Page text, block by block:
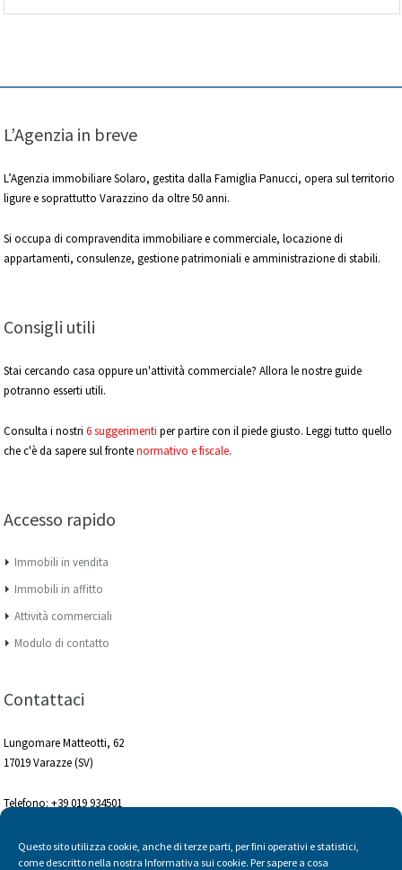
Questo sito utilizza cookie, anche di terze parti, per fini operativi e statistici,
come descritto nella nostra Informativa sui cookie. Per sapere a cosa
L’Agenzia in breve
L’Agenzia immobiliare Solaro, gestita dalla Famiglia Panucci, opera sul territorio
ligure e soprattutto Varazzino da oltre 50 anni.
Si occupa di compravendita immobiliare e commerciale, locazione di
appartamenti, consulenze, gestione patrimoniali e amministrazione di stabili.
Consigli utili
Stai cercando casa oppure un'attività commerciale? Allora le nostre guide
potranno esserti utili.
Consulta i nostri 6 suggerimenti per partire con il piede giusto. Leggi tutto quello
che c'è da sapere sul frontenormativo e fiscale.
Accesso rapido
Immobili in vendita
Immobili in affitto
Attività commerciali
Modulo di contatto
Contattaci
Lungomare Matteotti, 62
17019 Varazze (SV)
Telefono: +39 019 934501
Email:info@immobiliaresolaro.it